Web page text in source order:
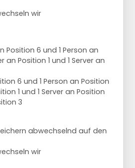
wir
Position 6 und 1 Person an
an Position 1 und 1 Server an
6 und 1 Person an Position
1 und 1 Server an Position
3
abwechselnd auf den
wir